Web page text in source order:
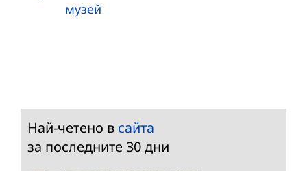
музей
Най-четено в сайта
за последните 30 дни